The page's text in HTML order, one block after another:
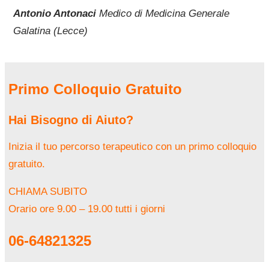
Antonio Antonaci Medico di Medicina Generale
Galatina (Lecce)
Primo Colloquio Gratuito
Hai Bisogno di Aiuto?
Inizia il tuo percorso terapeutico con un primo colloquio
gratuito.
CHIAMA SUBITO
Orario ore 9.00 – 19.00 tutti i giorni
06-64821325